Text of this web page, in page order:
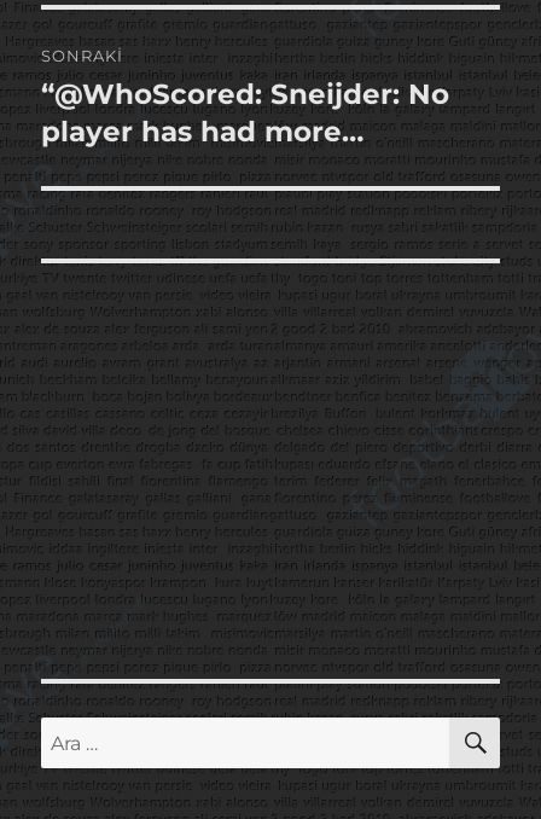
SONRAKI
Sonraki
yazı:
“@WhoScored: Sneijder: No
player has had more…
Ara: